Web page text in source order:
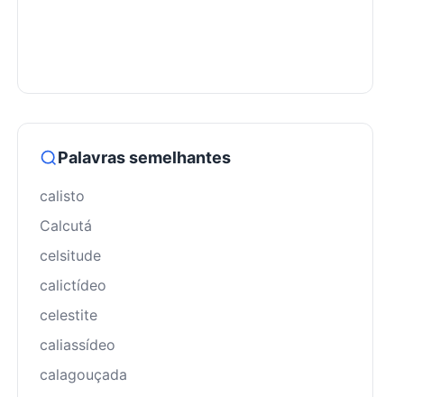
Palavras semelhantes
calisto
Calcutá
celsitude
calictídeo
celestite
caliassídeo
calagouçada